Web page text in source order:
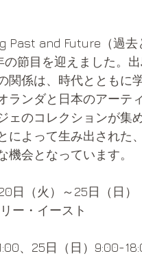
Past and Future（過去
節目を迎えました。
関係は、時代とともに
ランダと日本のアーテ
ェのコレクションが集
によって生み出された
機会となっています。
日（火）～25日（日）
ー・イースト
、25日（日）9:00-